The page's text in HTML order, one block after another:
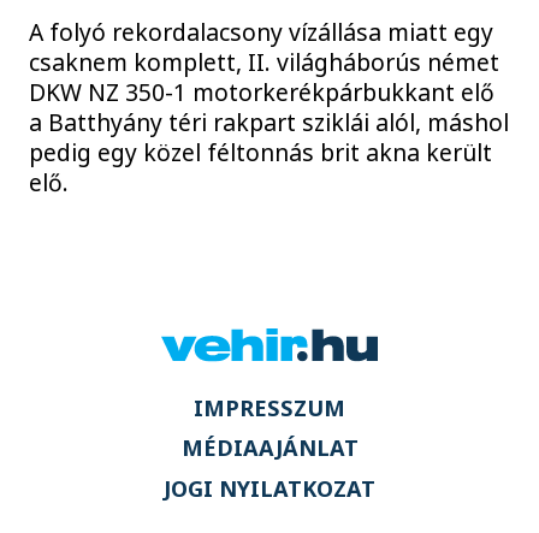
A folyó rekordalacsony vízállása miatt egy
csaknem komplett, II. világháborús német
DKW NZ 350-1 motorkerékpárbukkant elő
a Batthyány téri rakpart sziklái alól, máshol
pedig egy közel féltonnás brit akna került
elő.
IMPRESSZUM
MÉDIAAJÁNLAT
JOGI NYILATKOZAT